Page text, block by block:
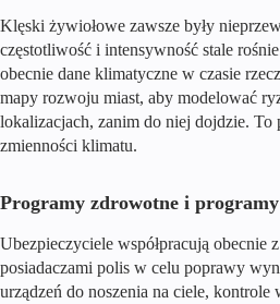
Klęski żywiołowe zawsze były
częstotliwość i intensywność stale
obecnie dane klimatyczne w czasie
mapy rozwoju miast, aby modelować
lokalizacjach, zanim do niej dojdzie. To
zmienności klimatu.
Programy zdrowotne i
Ubezpieczyciele współpracują obecnie
posiadaczami polis w celu poprawy
urządzeń do noszenia na ciele, kontrole